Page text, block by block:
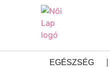
EGÉSZSÉG